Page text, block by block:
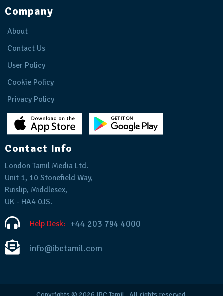
Company
About
Contact Us
User Policy
Cookie Policy
Privacy Policy
Contact Info
London Tamil Media Ltd.
Unit 1, 10 Stonefield Way,
Ruislip, Middlesex,
UK - HA4 0JS.
Help Desk: +44 203 794 4000
info@ibctamil.com